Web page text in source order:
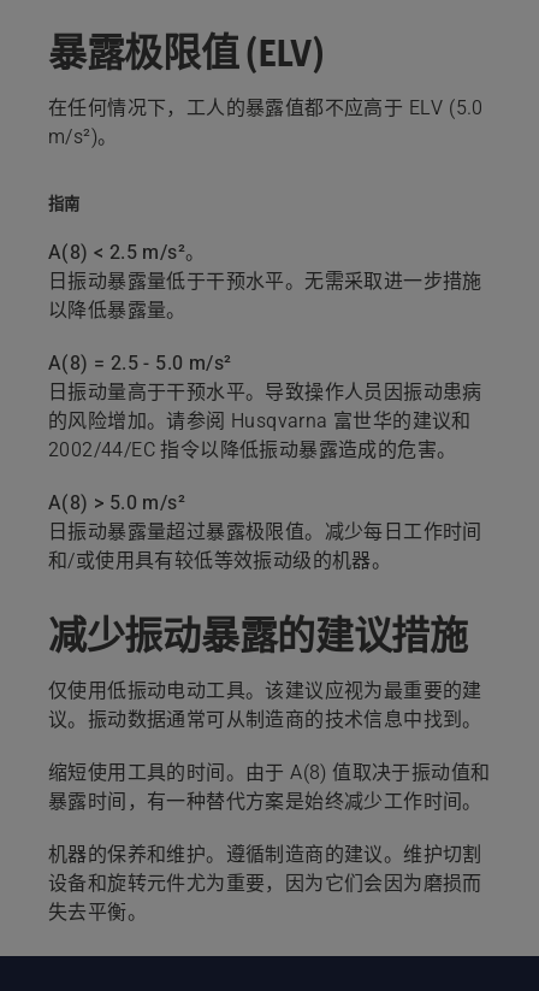
暴露极限值 (ELV)
在任何情况下，工人的暴露值都不应高于 ELV (5.0
m/s²)。
指南
A(8) < 2.5 m/s²。
日振动暴露量低于干预水平。无需采取进一步措施
以降低暴露量。
A(8) = 2.5 - 5.0 m/s²
日振动量高于干预水平。导致操作人员因振动患病
的风险增加。请参阅 Husqvarna 富世华的建议和
2002/44/EC 指令以降低振动暴露造成的危害。
A(8) > 5.0 m/s²
日振动暴露量超过暴露极限值。减少每日工作时间
和/或使用具有较低等效振动级的机器。
减少振动暴露的建议措施
仅使用低振动电动工具。该建议应视为最重要的建
议。振动数据通常可从制造商的技术信息中找到。
缩短使用工具的时间。由于 A(8) 值取决于振动值和
暴露时间，有一种替代方案是始终减少工作时间。
机器的保养和维护。遵循制造商的建议。维护切割
设备和旋转元件尤为重要，因为它们会因为磨损而
失去平衡。